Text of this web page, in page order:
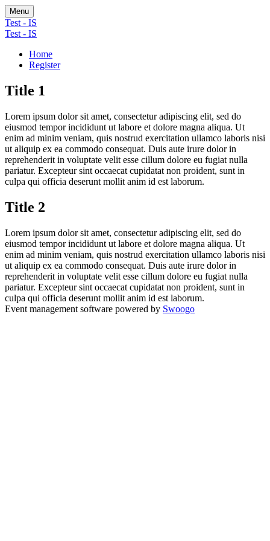
Menu
Test - IS
Test - IS
Home
Register
Title 1
Lorem ipsum dolor sit amet, consectetur adipiscing elit, sed do
eiusmod tempor incididunt ut labore et dolore magna aliqua. Ut
enim ad minim veniam, quis nostrud exercitation ullamco laboris nisi
ut aliquip ex ea commodo consequat. Duis aute irure dolor in
reprehenderit in voluptate velit esse cillum dolore eu fugiat nulla
pariatur. Excepteur sint occaecat cupidatat non proident, sunt in
culpa qui officia deserunt mollit anim id est laborum.
Title 2
Lorem ipsum dolor sit amet, consectetur adipiscing elit, sed do
eiusmod tempor incididunt ut labore et dolore magna aliqua. Ut
enim ad minim veniam, quis nostrud exercitation ullamco laboris nisi
ut aliquip ex ea commodo consequat. Duis aute irure dolor in
reprehenderit in voluptate velit esse cillum dolore eu fugiat nulla
pariatur. Excepteur sint occaecat cupidatat non proident, sunt in
culpa qui officia deserunt mollit anim id est laborum.
Event management software powered by Swoogo